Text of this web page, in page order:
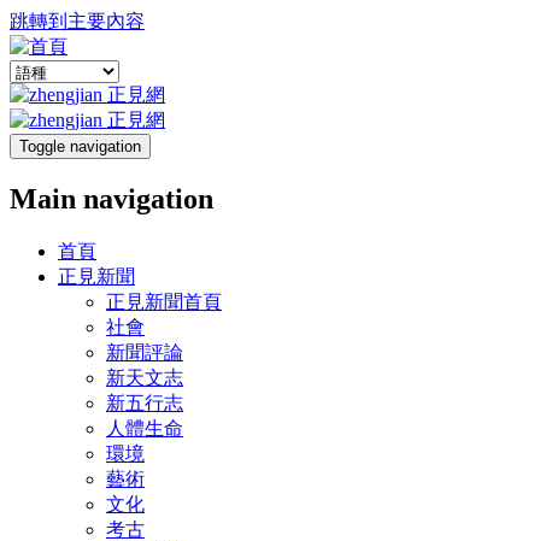
跳轉到主要內容
Toggle navigation
Main navigation
首頁
正見新聞
正見新聞首頁
社會
新聞評論
新天文志
新五行志
人體生命
環境
藝術
文化
考古